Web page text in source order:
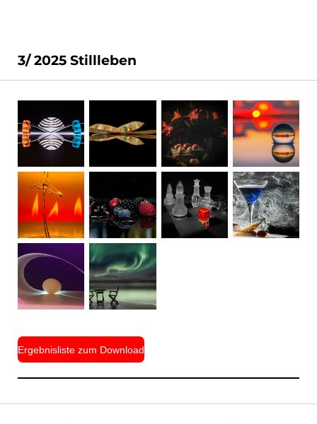
3/ 2025 Stillleben
Ergebnisliste zum Download